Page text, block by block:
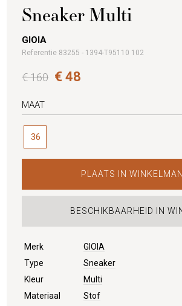
Sneaker Multi
GIOIA
Referentie 83255 - 1394-T95110 102
€ 160 € 48
MAAT
36
PLAATS IN
BESCHIKBAARHEID IN
Merk
GIOIA
Type
Sneaker
Kleur
Multi
Materiaal
Stof